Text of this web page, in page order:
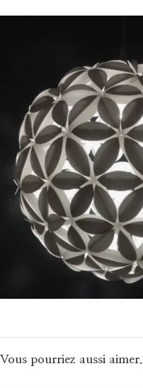
Vous pourriez aussi aimer...